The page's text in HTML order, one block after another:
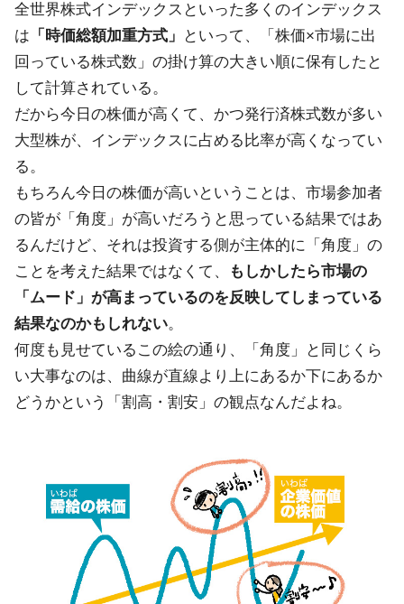
全世界株式インデックスといった多くのインデックス
は 「時価総額加重方式」
といって、「株価×市場に出
回っている株式数」の掛け算の大きい順に保有したと
して計算されている。
だから今日の株価が高くて、かつ発行済株式数が多い
大型株が、インデックスに占める比率が高くなってい
る。
もちろん今日の株価が高いということは、市場参加者
の皆が「角度」が高いだろうと思っている結果ではあ
るんだけど、それは投資する側が主体的に「角度」の
ことを考えた結果ではなくて、
もしかしたら市場の
「ムード」が高まっているのを反映してしまっている
結果なのかもしれない。
何度も見せているこの絵の通り、「角度」と同じくら
い大事なのは、曲線が直線より上にあるか下にあるか
どうかという「割高・割安」の観点なんだよね。